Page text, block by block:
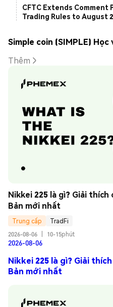
CFTC Extends
Trading Rules to August
Simple coin (SIMPLE) Học
Thêm
Nikkei 225 là gì? Giải
Bản mới nhất
Trung cấp
TradFi
2026-08-06
10-15phút
2026-08-06
Nikkei 225 là gì? Giải
Bản mới nhất